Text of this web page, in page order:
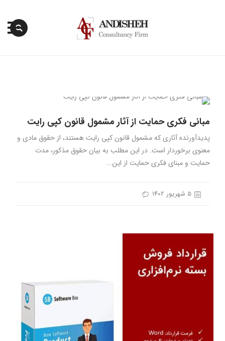
مبانی فکری حمایت از آثار مشمول قانون کپی رایت
پدیدآورنده آثاری که مشمول قانون کپی رایت هستند، از حقوق مادی و
معنوی برخوردار است. در این مطلب به بیان حقوق مذکور، مدت
حمایت و مبنای فکری حمایت از این...
5 شهریور 1402